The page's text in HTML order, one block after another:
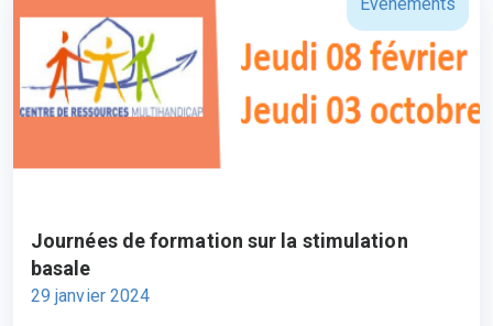
Journées de formation sur la stimulation
basale
29 janvier 2024